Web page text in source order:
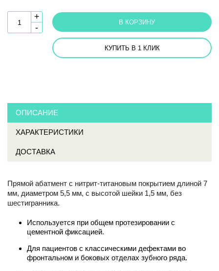
-
+
В КОРЗИНУ
КУПИТЬ В 1 КЛИК
ОПИСАНИЕ
ХАРАКТЕРИСТИКИ
ДОСТАВКА
Прямой абатмент с нитрит-титановым покрытием длиной 7
мм, диаметром 5,5 мм, с высотой шейки 1,5 мм, без
шестигранника.
Используется при общем протезировании с
цементной фиксацией.
Для пациентов с классическими дефектами во
фронтальном и боковых отделах зубного ряда.